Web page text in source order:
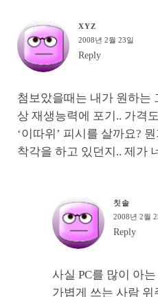
XYZ
2008년 2월 23일
Reply
첨보았을때는 내가 원하는
상 재생능력에 포기.. 가격
‘이따위’ 피시를 살까요?
착각을 하고 있던지.. 제가
칫솔
2008년 2월
Reply
사실 PC를 많이 아
가볍게 쓰는 사람